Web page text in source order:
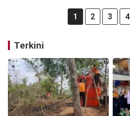
1 2 3 4
Terkini